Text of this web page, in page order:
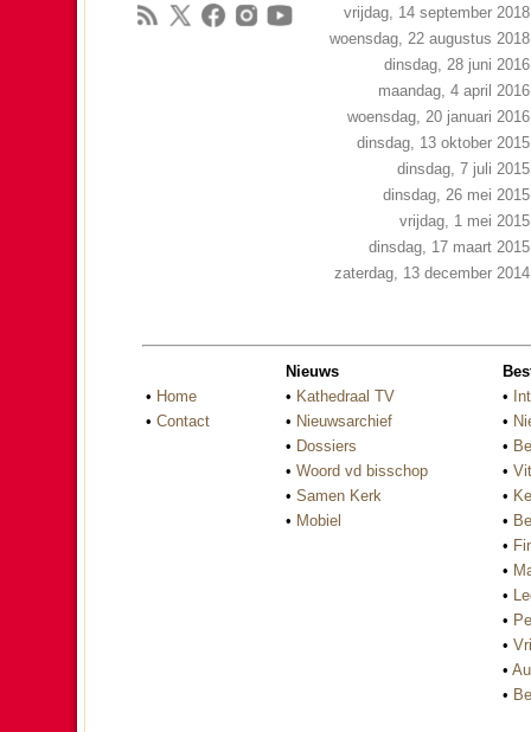
vrijdag, 14 september 2018
woensdag, 22 augustus 2018
dinsdag, 28 juni 2016
maandag, 4 april 2016
woensdag, 20 januari 2016
dinsdag, 13 oktober 2015
dinsdag, 7 juli 2015
dinsdag, 26 mei 2015
vrijdag, 1 mei 2015
dinsdag, 17 maart 2015
zaterdag, 13 december 2014
• Home
• Contact
Nieuws
• Kathedraal TV
• Nieuwsarchief
• Dossiers
• Woord vd bisschop
• Samen Kerk
• Mobiel
•
•
•
•
•
•
•
•
•
•
•
•
•